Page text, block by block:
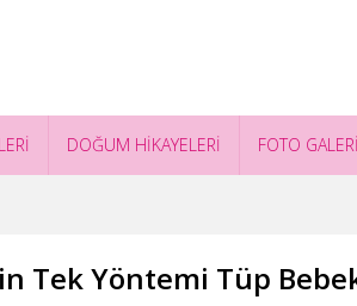
DOĞUM HİKAYELERİ FOTO GALERİ
Tek Yöntemi Tüp